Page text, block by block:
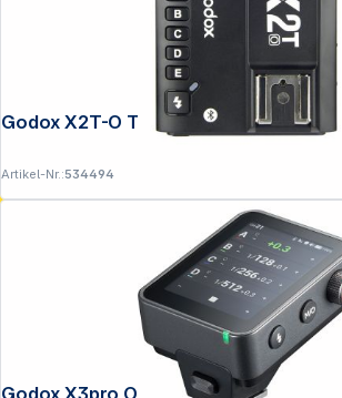
Godox X2T-O Transmitter für MFT
Artikel-Nr.:534494
Godox X3pro O Transmitter für Oly/Pan
Folgen Sie uns auf